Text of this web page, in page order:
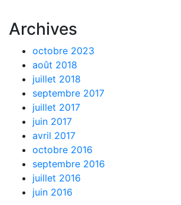
Archives
octobre 2023
août 2018
juillet 2018
septembre 2017
juillet 2017
juin 2017
avril 2017
octobre 2016
septembre 2016
juillet 2016
juin 2016